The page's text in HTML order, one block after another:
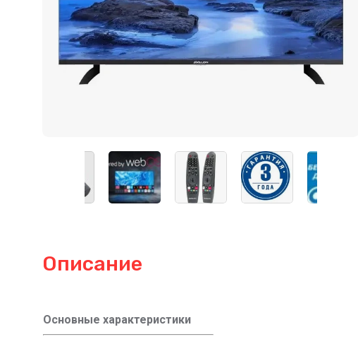
Описание
Основные характеристики